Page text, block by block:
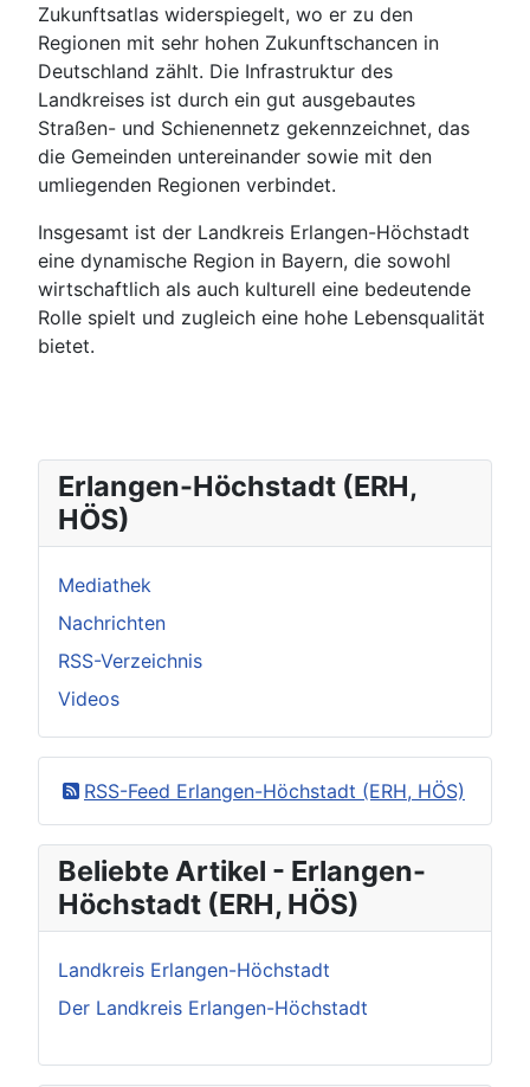
Zukunftsatlas widerspiegelt, wo er zu den
Regionen mit sehr hohen Zukunftschancen in
Deutschland zählt. Die Infrastruktur des
Landkreises ist durch ein gut ausgebautes
Straßen- und Schienennetz gekennzeichnet, das
die Gemeinden untereinander sowie mit den
umliegenden Regionen verbindet.
Insgesamt ist der Landkreis Erlangen-Höchstadt
eine dynamische Region in Bayern, die sowohl
wirtschaftlich als auch kulturell eine bedeutende
Rolle spielt und zugleich eine hohe Lebensqualität
bietet.
Erlangen-Höchstadt (ERH,
HÖS)
Mediathek
Nachrichten
RSS-Verzeichnis
Videos
RSS-Feed Erlangen-Höchstadt (ERH, HÖS)
Beliebte Artikel - Erlangen-
Höchstadt (ERH, HÖS)
Landkreis Erlangen-Höchstadt
Der Landkreis Erlangen-Höchstadt